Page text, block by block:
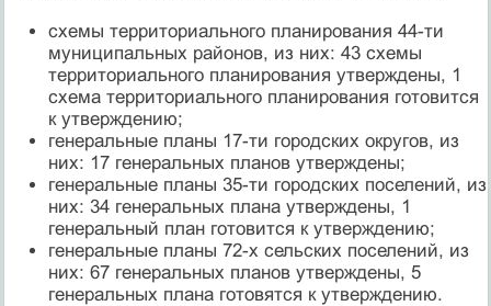
схемы территориального планирования 44-ти
муниципальных районов, из них: 43 схемы
территориального планирования утверждены, 1
схема территориального планирования готовится
к утверждению;
генеральные планы 17-ти городских округов, из
них: 17 генеральных планов утверждены;
генеральные планы 35-ти городских поселений, из
них: 34 генеральных плана утверждены, 1
генеральный план готовится к утверждению;
генеральные планы 72-х сельских поселений, из
них: 67 генеральных планов утверждены, 5
генеральных плана готовятся к утверждению.